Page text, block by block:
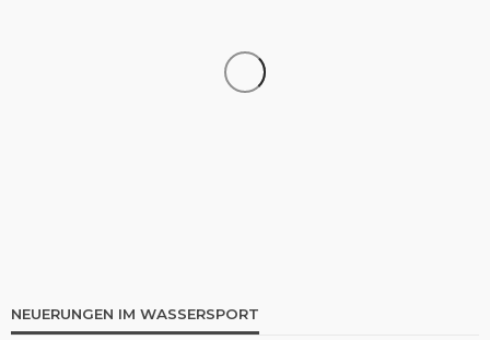
NEUERUNGEN IM WASSERSPORT